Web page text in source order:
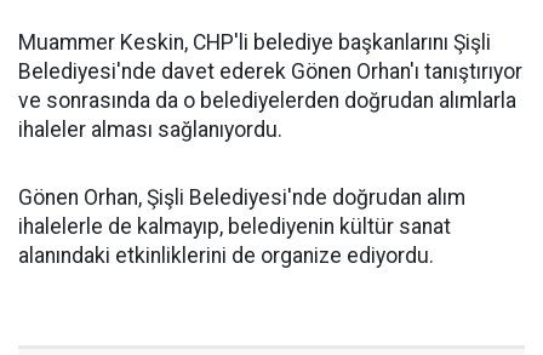
Muammer Keskin, CHP'li belediye başkanlarını Şişli
Belediyesi'nde davet ederek Gönen Orhan'ı tanıştırıyor
ve sonrasında da o belediyelerden doğrudan alımlarla
ihaleler alması sağlanıyordu.
Gönen Orhan, Şişli Belediyesi'nde doğrudan alım
ihalelerle de kalmayıp, belediyenin kültür sanat
alanındaki etkinliklerini de organize ediyordu.